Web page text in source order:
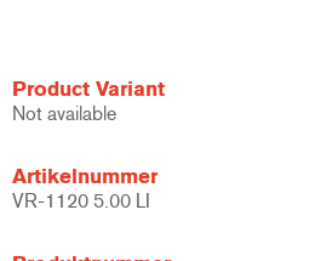
Product Variant
Not available
Artikelnummer
VR-1120 5.00 LI